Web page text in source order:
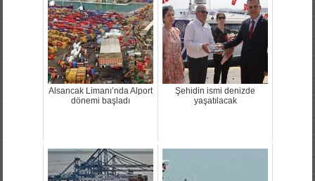
Alsancak Limanı’nda Alport
dönemi başladı
Şehidin ismi denizde
yaşatılacak